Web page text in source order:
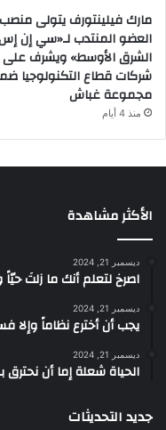
مارك فيلينتورف يتولى منصب
العضو المنتدب لـ«سي إن
الشرق الأوسط» ويشرف على
شركات قطاع التكنولوجيا
مجموعة غباش
منذ 4 أيام
الأكثر مشاهدة
ديسمبر 21, 2024
‫اصرخ لتعلم أنك ما زلتَ
ديسمبر 21, 2024
يجب أن أخترع نظاماً وإلا
ديسمبر 21, 2024
الحياة شعلة إما أن
جديد التحديثات